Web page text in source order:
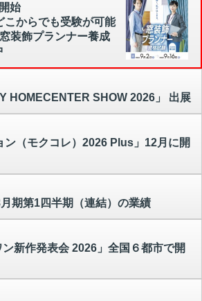
始
からでも受験が可能
装飾プランナー養成
SHOW 2026」 出展
ン（モクコレ）2026 Plus」12月に開
期第1四半期（連結）の業績
新作発表会 2026」全国６都市で開